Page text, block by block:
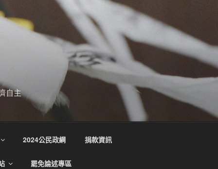
自主
2024公民政綱 捐款資訊
罷免論述專區